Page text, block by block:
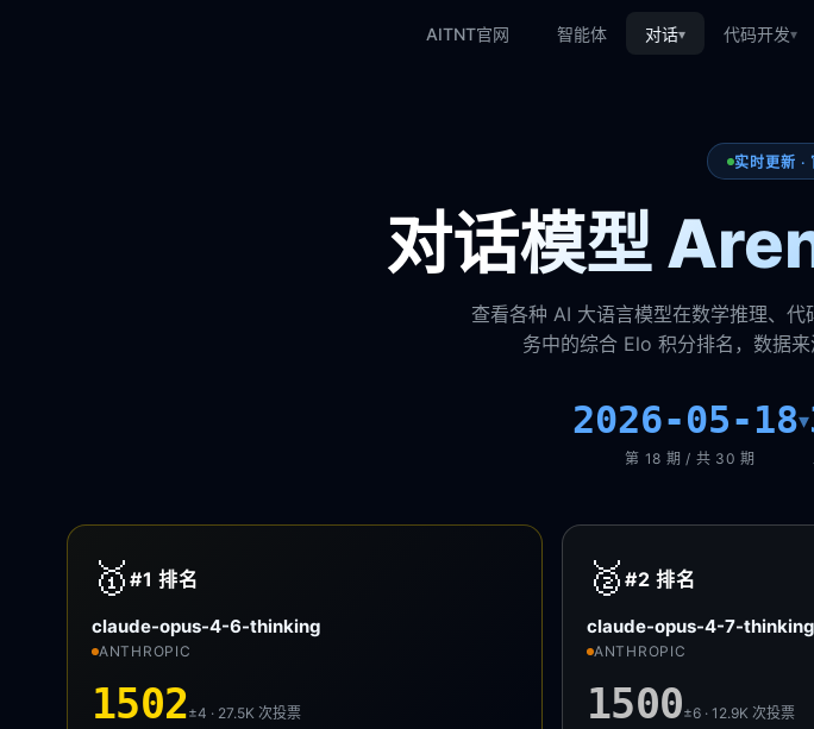
AITNT官网 智能体 对话▾ 代码开发▾
实时更新 ·
对话模型
查看各种 AI 大语言模型在数学推理、
务中的综合 Elo 积分排名，数据来
2026-05-18▾
第 18 期 / 共 30 期
🥇 #1排名
claude-opus-4-6-thinking
ANTHROPIC
1502±4 · 27.5K次投票
🥈 #2排名
claude-opus-4-7-thinking
ANTHROPIC
1500±6 · 12.9K次投票